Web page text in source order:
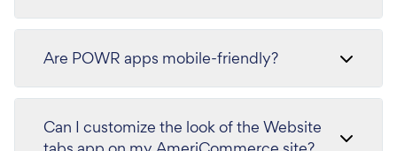
Are POWR apps mobile-friendly?
Can I customize the look of the Website